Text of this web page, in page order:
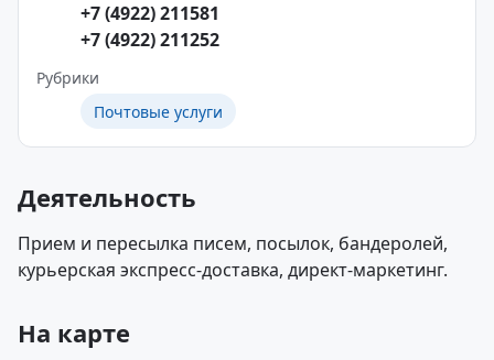
+7 (4922) 211581
+7 (4922) 211252
Рубрики
Почтовые услуги
Деятельность
Прием и пересылка писем, посылок, бандеролей,
курьерская экспресс-доставка, директ-маркетинг.
На карте